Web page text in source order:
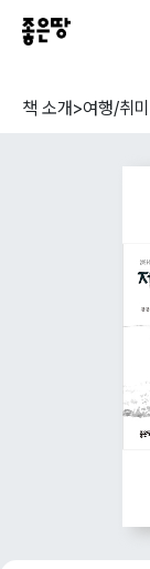
책 소개>여행/취미